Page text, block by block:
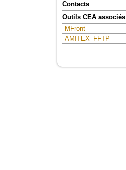
Contacts
Outils CEA associés
MFront
AMITEX_FFTP